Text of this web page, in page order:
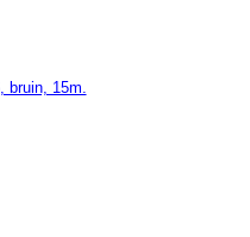
bruin, 15m.